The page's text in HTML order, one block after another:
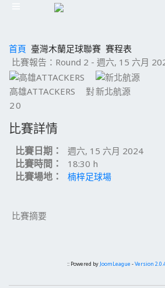
首頁 臺灣木蘭足球聯賽 賽程表
比賽報告：Round 2 - 週六, 15 六月
高雄ATTACKERS 對新北航源
20
比賽詳情
比賽日期： 週六, 15 六月 2024
比賽時間： 18:30 h
比賽場地： 楠梓足球場
比賽摘要
:: Powered by JoomLeague -Version